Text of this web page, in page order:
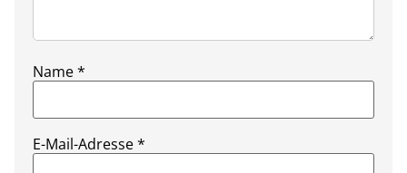
Name*
E-Mail-Adresse*